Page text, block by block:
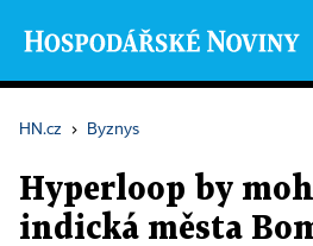
HN.cz › Byznys
Hyperloop by
indická města